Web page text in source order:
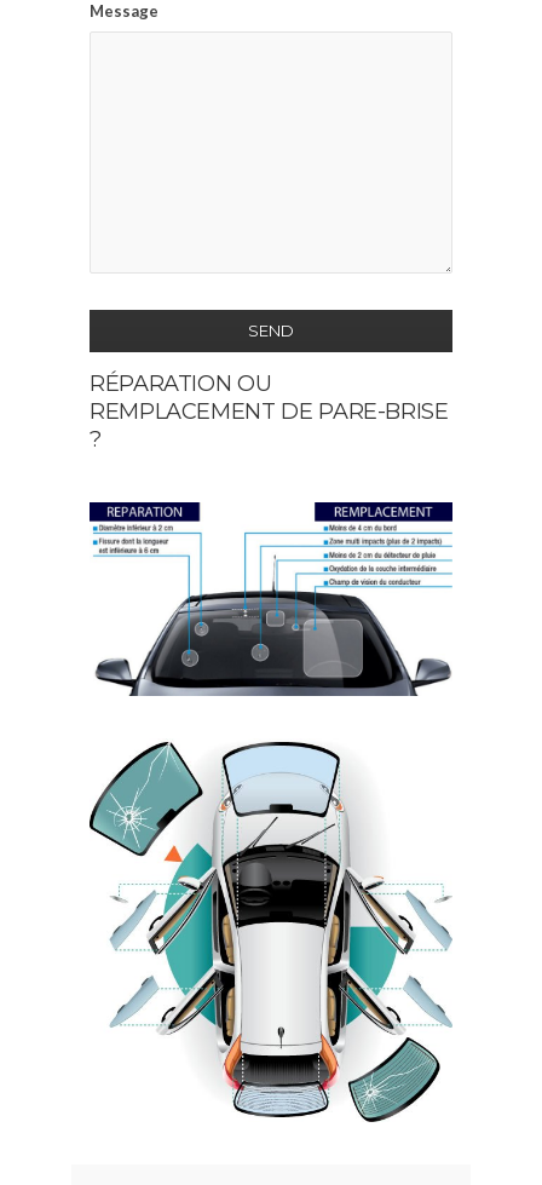
Message
SEND
This
field
should
left
blank
RÉPARATION OU
REMPLACEMENT DE PARE-BRISE
?